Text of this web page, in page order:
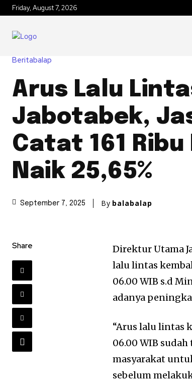
Friday, August 7, 2026
Beritabalap
Arus Lalu
Jabotabek,
Catat 161
Naik 25,65%
September 7, 2025 By balabalap
Share
Direktur Utama
lalu lintas
06.00 WIB s.d
adanya
“Arus lalu lintas
06.00 WIB
masyarakat
sebelum